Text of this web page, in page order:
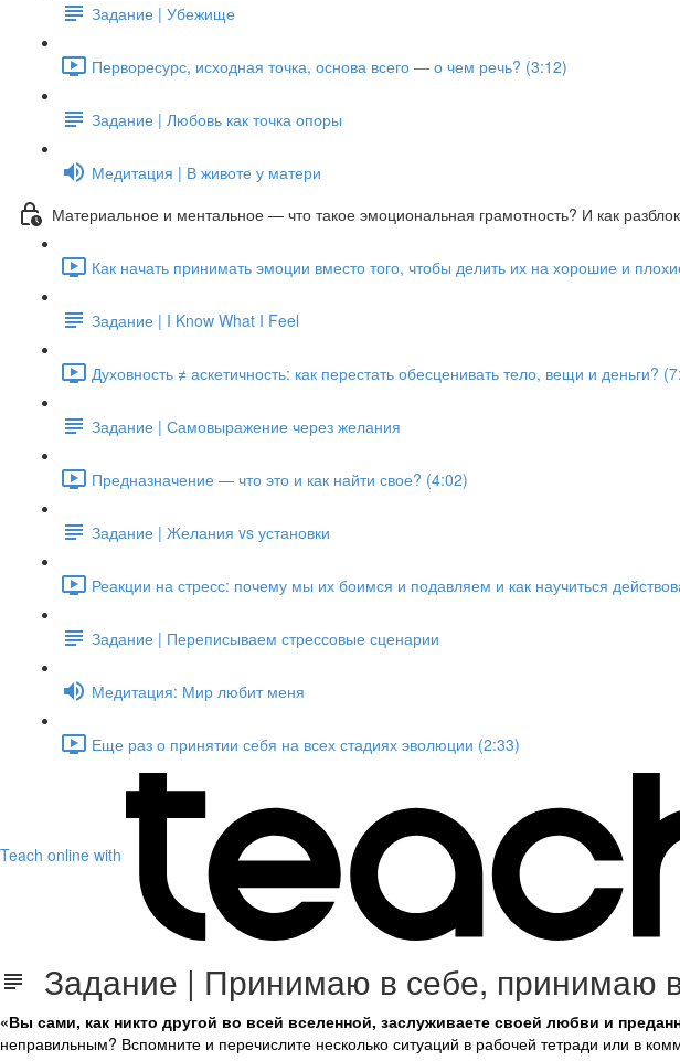
Задание | Убежище
Перворесурс, исходная точка, основа всего — о чем речь? (3:12)
Задание | Любовь как точка опоры
Медитация | В животе у матери
Материальное и ментальное — что такое эмоциональная грамотность? И как
Как начать принимать эмоции вместо того, чтобы делить их на хорошие и
Задание | I Know What I Feel
Духовность ≠ аскетичность: как перестать обесценивать тело, вещи и деньги?
Задание | Самовыражение через желания
Предназначение — что это и как найти свое? (4:02)
Задание | Желания vs установки
Реакции на стресс: почему мы их боимся и подавляем и как научиться
Задание | Переписываем стрессовые сценарии
Медитация: Мир любит меня
Еще раз о принятии себя на всех стадиях эволюции (2:33)
Teach online with
Задание | Принимаю в себе, принимаю
«Вы сами, как никто другой во всей вселенной, заслуживаете своей любви и
неправильным? Вспомните и перечислите несколько ситуаций в рабочей тетради или в